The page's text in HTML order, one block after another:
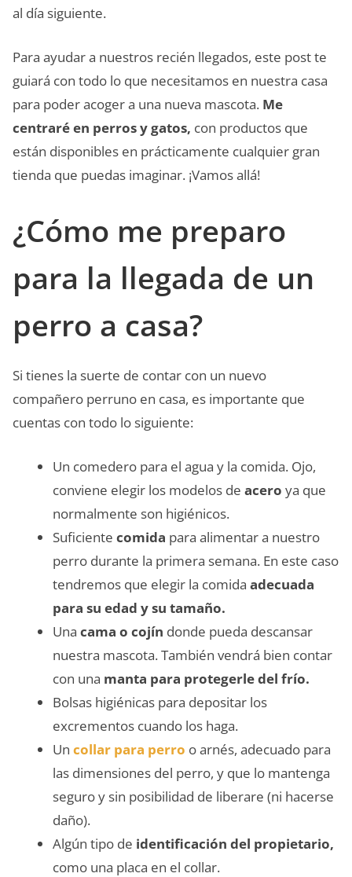
al día siguiente.
Para ayudar a nuestros recién llegados, este post te
guiará con todo lo que necesitamos en nuestra casa
para poder acoger a una nueva mascota. Me
centraré en perros y gatos, con productos que
están disponibles en prácticamente cualquier gran
tienda que puedas imaginar. ¡Vamos allá!
¿Cómo me preparo
para la llegada de un
perro a casa?
Si tienes la suerte de contar con un nuevo
compañero perruno en casa, es importante que
cuentas con todo lo siguiente:
Un comedero para el agua y la comida. Ojo,
conviene elegir los modelos de acero ya que
normalmente son higiénicos.
Suficiente comida para alimentar a nuestro
perro durante la primera semana. En este caso
tendremos que elegir la comida adecuada
para su edad y su tamaño.
Una cama o cojín donde pueda descansar
nuestra mascota. También vendrá bien contar
con una manta para protegerle del frío.
Bolsas higiénicas para depositar los
excrementos cuando los haga.
Un collar para perro o arnés, adecuado para
las dimensiones del perro, y que lo mantenga
seguro y sin posibilidad de liberare (ni hacerse
daño).
Algún tipo de identificación del propietario,
como una placa en el collar.